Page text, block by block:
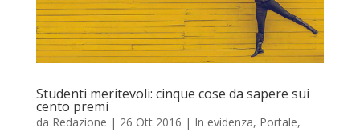
Studenti meritevoli: cinque cose da sapere sui
cento premi
da Redazione | 26 Ott 2016 | In evidenza, Portale,